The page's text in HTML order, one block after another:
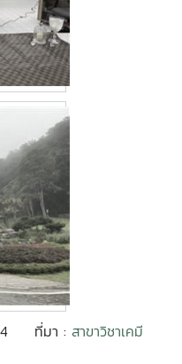
ที่มา : สาขาวิชาเคมี